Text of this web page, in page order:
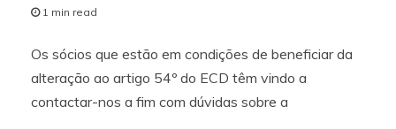
1 min read
Os sócios que estão em condições de beneficiar da
alteração ao artigo 54º do ECD têm vindo a
contactar-nos a fim com dúvidas sobre a